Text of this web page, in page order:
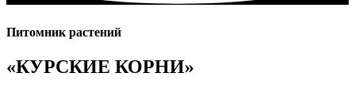
Питомник растений
«КУРСКИЕ КОРНИ»